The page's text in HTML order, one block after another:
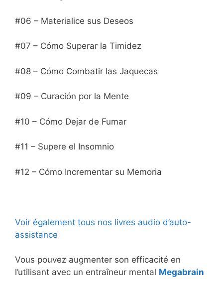
#06 – Materialice sus Deseos
#07 – Cómo Superar la Timidez
#08 – Cómo Combatir las Jaquecas
#09 – Curación por la Mente
#10 – Cómo Dejar de Fumar
#11 – Supere el Insomnio
#12 – Cómo Incrementar su Memoria
Voir également tous nos livres audio d’auto-
assistance
Vous pouvez augmenter son efficacité en
l’utilisant avec un entraîneur mental Megabrain